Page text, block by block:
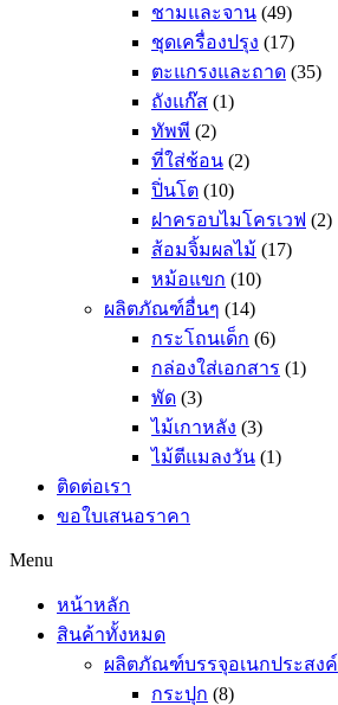
ชามและจาน (49)
ชุดเครื่องปรุง (17)
ตะแกรงและถาด (35)
ถังแก๊ส (1)
ทัพพี (2)
ที่ใส่ช้อน (2)
ปิ่นโต (10)
ฝาครอบไมโครเวฟ (2)
ส้อมจิ้มผลไม้ (17)
หม้อแขก (10)
ผลิตภัณฑ์อื่นๆ (14)
กระโถนเด็ก (6)
กล่องใส่เอกสาร (1)
พัด (3)
ไม้เกาหลัง (3)
ไม้ตีแมลงวัน (1)
ติดต่อเรา
ขอใบเสนอราคา
Menu
หน้าหลัก
สินค้าทั้งหมด
ผลิตภัณฑ์บรรจุอเนกประสงค์
กระปุก (8)